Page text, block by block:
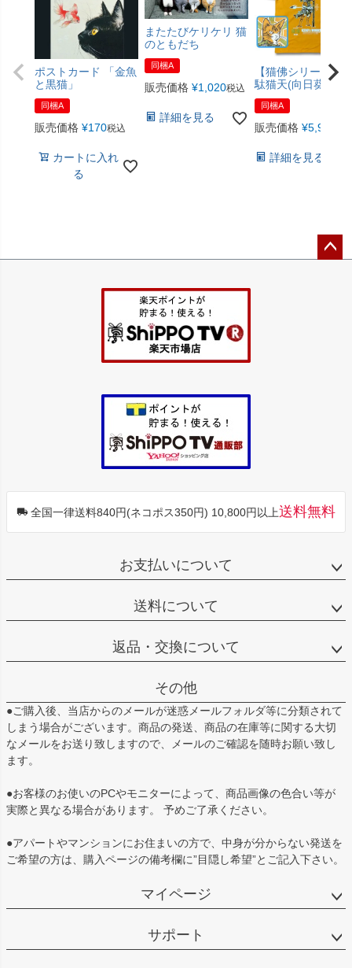
ポストカード 「金魚
と黒猫」
同梱A
販売価格 ¥170税込
カートに入れ
る
またたびケリケリ 猫
のともだち
同梱A
販売価格 ¥1,020税込
詳細を見る
【猫佛シリーズ】
駄猫天(向日葵色)
同梱A
販売価格 ¥5,940
詳細を見る
全国一律送料840円(ネコポス350円) 10,800円以上送料無料
お支払いについて
送料について
返品・交換について
その他
●ご購入後、当店からのメールが迷惑メールフォルダ等に分類されて
しまう場合がございます。商品の発送、商品の在庫等に関する大切
なメールをお送り致しますので、メールのご確認を随時お願い致し
ます。
●お客様のお使いのPCやモニターによって、商品画像の色合い等が
実際と異なる場合があります。 予めご了承ください。
●アパートやマンションにお住まいの方で、中身が分からない発送を
ご希望の方は、購入ページの備考欄に”目隠し希望”とご記入下さい。
マイページ
サポート